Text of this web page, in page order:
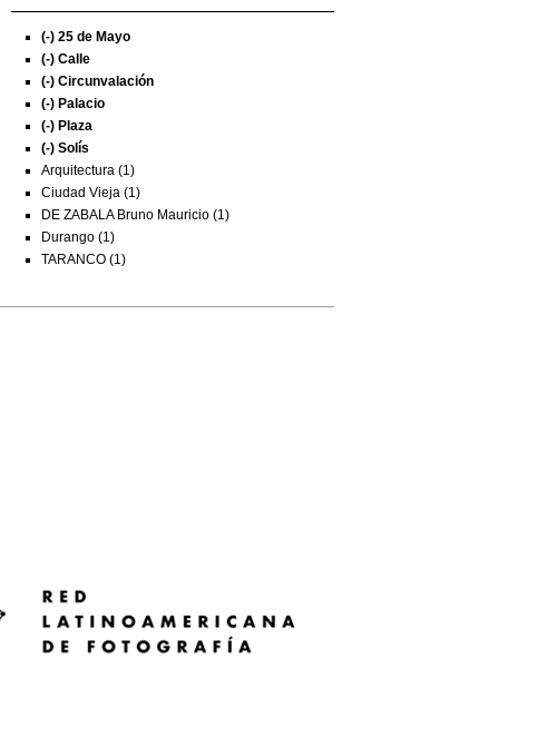
(-) 25 de Mayo
(-) Calle
(-) Circunvalación
(-) Palacio
(-) Plaza
(-) Solís
Arquitectura (1)
Ciudad Vieja (1)
DE ZABALA Bruno Mauricio (1)
Durango (1)
TARANCO (1)